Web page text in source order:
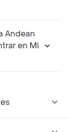
Andean
en Mi